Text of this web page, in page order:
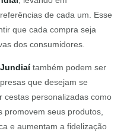
de cada um. Esse
que cada compra seja
dos consumidores.
também podem ser
que desejam se
cestas personalizadas como
seus produtos,
e aumentam a fidelização